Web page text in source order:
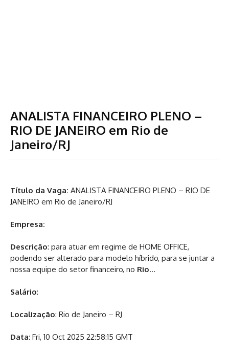
ANALISTA FINANCEIRO PLENO –
RIO DE JANEIRO em Rio de
Janeiro/RJ
Título da Vaga: ANALISTA FINANCEIRO PLENO – RIO DE
JANEIRO em Rio de Janeiro/RJ
Empresa:
Descrição: para atuar em regime de HOME OFFICE,
podendo ser alterado para modelo híbrido, para se juntar a
nossa equipe do setor financeiro, no Rio…
Salário:
Localização: Rio de Janeiro – RJ
Data: Fri, 10 Oct 2025 22:58:15 GMT